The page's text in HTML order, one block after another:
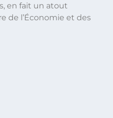
en fait un atout
de l’Économie et des